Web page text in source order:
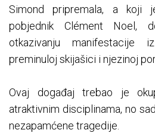
Simond pripremala, a koji
pobjednik Clément Noel,
otkazivanju manifestacije
preminuloj skijašici i njezinoj
Ovaj događaj trebao je
atraktivnim disciplinama, no
nezapamćene tragedije.